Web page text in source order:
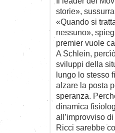
storie»,
«Quando si
nessuno»,
premier vuole
A Schlein,
sviluppi della
lungo lo stesso
alzare la posta
speranza.
dinamica
all’improvviso
Ricci sarebbe